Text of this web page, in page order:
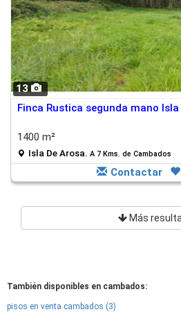
13
Finca Rustica segunda mano Isla
1400 m²
Isla De Arosa. A 7 Kms. de Cambados
Contactar
Más
También disponibles en cambados:
pisos en venta cambados (3)